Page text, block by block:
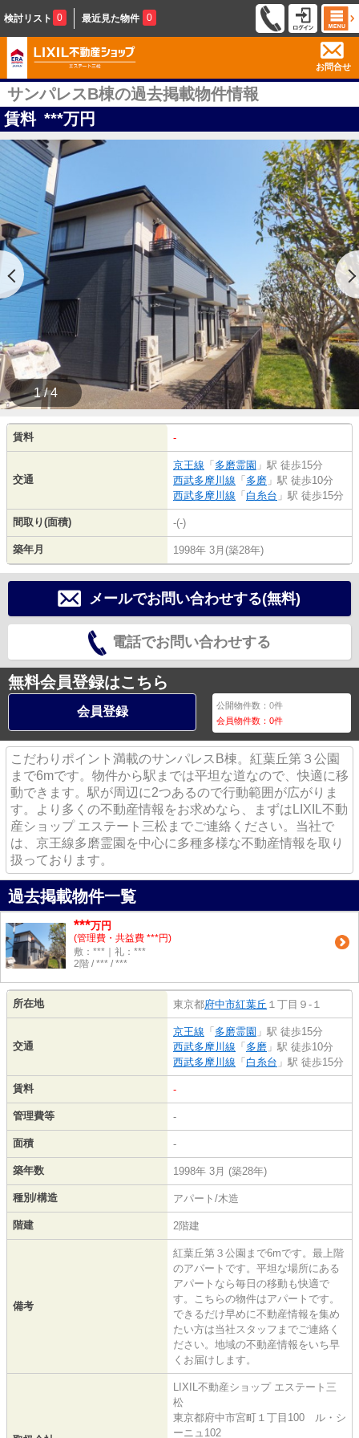
検討リスト 0 最近見た物件 0
お問合せ
サンパレスB棟の過去掲載物件情報
賃料 ***万円
1 / 4
賃料 -
交通
京王線 「 多磨霊園 」駅 徒歩15分
西武多摩川線 「 多磨 」駅 徒歩10分
西武多摩川線 「 白糸台 」駅 徒歩15分
間取り(面積) -(-)
築年月 1998年 3月(築28年)
メールでお問い合わせする(無料)
電話でお問い合わせする
無料会員登録はこちら
会員登録 公開物件数：0件
会員物件数：0件
こだわりポイント満載のサンパレスB棟。紅葉丘第３公園
まで6mです。物件から駅までは平坦な道なので、快適に移
動できます。駅が周辺に2つあるので行動範囲が広がりま
す。より多くの不動産情報をお求めなら、まずはLIXIL不動
産ショップ エステート三松までご連絡ください。当社で
は、京王線多磨霊園を中心に多種多様な不動産情報を取り
扱っております。
過去掲載物件一覧
***万円
(管理費・共益費 ***円)
敷：***｜礼：***
2階 / *** / ***
所在地 東京都府中市紅葉丘 １丁目９-１
交通
京王線 「 多磨霊園 」駅 徒歩15分
西武多摩川線 「 多磨 」駅 徒歩10分
西武多摩川線 「 白糸台 」駅 徒歩15分
賃料 -
管理費等 -
面積 -
築年数 1998年 3月 (築28年)
種別/構造 アパート/木造
階建 2階建
備考
紅葉丘第３公園まで6mです。最上階
のアパートです。平坦な場所にある
アパートなら毎日の移動も快適で
す。こちらの物件はアパートです。
できるだけ早めに不動産情報を集め
たい方は当社スタッフまでご連絡く
ださい。地域の不動産情報をいち早
くお届けします。
LIXIL不動産ショップ エステート三
松
東京都府中市宮町１丁目100 ル・シ
ーニュ102